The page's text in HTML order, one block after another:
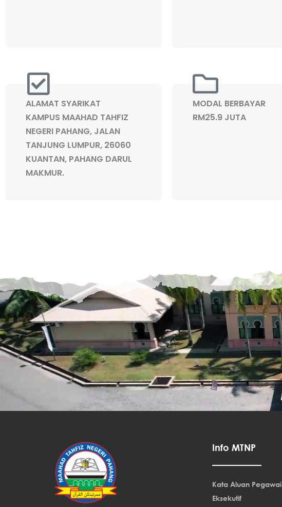
ALAMAT SYARIKAT
KAMPUS MAAHAD TAHFIZ
NEGERI PAHANG, JALAN
TANJUNG LUMPUR, 26060
KUANTAN, PAHANG DARUL
MAKMUR.
MODAL BERBAYAR
RM25.9 JUTA
Info MTNP
Kata Aluan Pegawai
Eksekutif